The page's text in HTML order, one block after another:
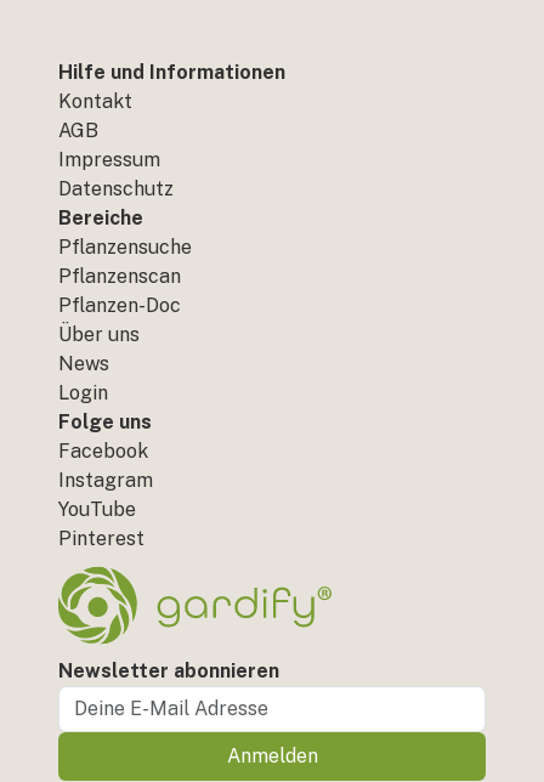
Hilfe und Informationen
Kontakt
AGB
Impressum
Datenschutz
Bereiche
Pflanzensuche
Pflanzenscan
Pflanzen-Doc
Über uns
News
Login
Folge uns
Facebook
Instagram
YouTube
Pinterest
Newsletter abonnieren
Anmelden